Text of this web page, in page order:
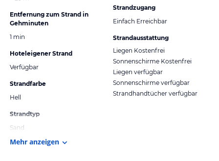
Entfernung zum Strand in
Gehminuten
1 min
Hoteleigener Strand
Verfügbar
Strandfarbe
Hell
Strandtyp
Sand
Strandzugang
Einfach Erreichbar
Strandausstattung
Liegen Kostenfrei
Sonnenschirme Kostenfrei
Liegen verfügbar
Sonnenschirme verfügbar
Strandhandtücher verfügbar
Mehr anzeigen